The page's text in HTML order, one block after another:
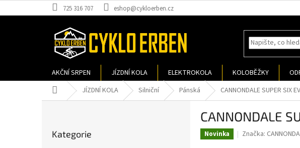
na
725 316 707 eshop@cykloerben.cz
AKČNÍ SRPEN JÍZDNÍ KOLA ELEKTROKOLA KOLOBĚŽKY
Domů JÍZDNÍ KOLA Silniční Pánská CANNONDALE SUPER SIX
kategorie
Kategorie
CANNONDALE
Novinka Značka: